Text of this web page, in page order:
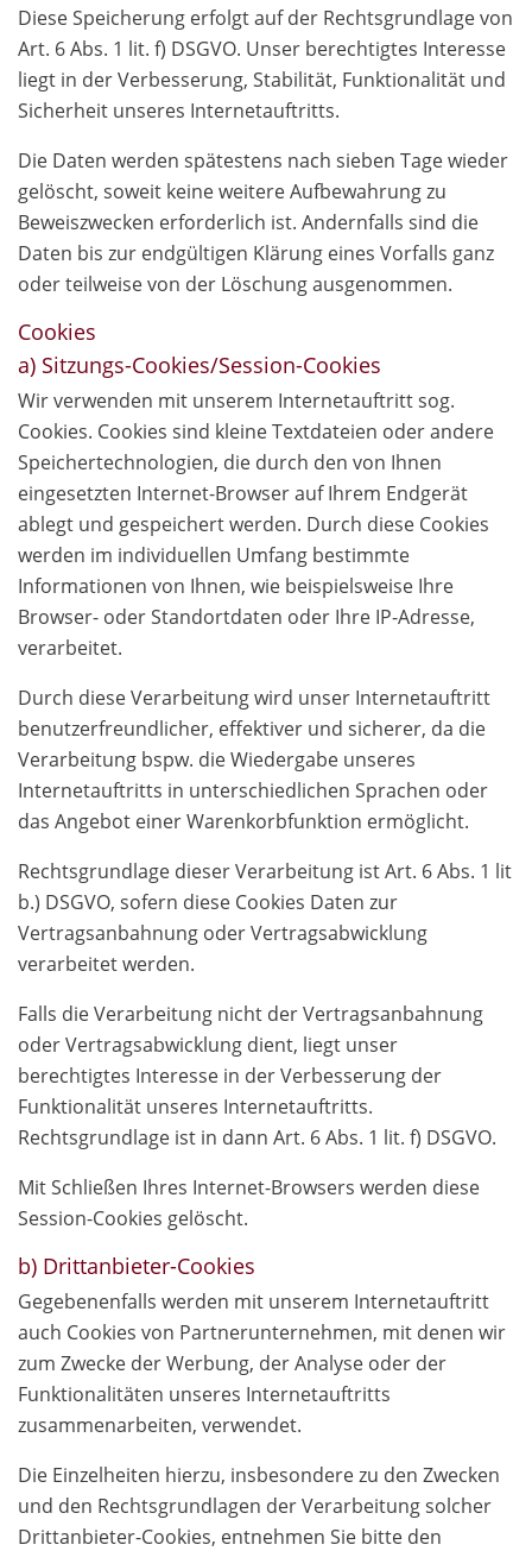
Diese Speicherung erfolgt auf der Rechtsgrundlage von
Art. 6 Abs. 1 lit. f) DSGVO. Unser berechtigtes Interesse
liegt in der Verbesserung, Stabilität, Funktionalität und
Sicherheit unseres Internetauftritts.
Die Daten werden spätestens nach sieben Tage wieder
gelöscht, soweit keine weitere Aufbewahrung zu
Beweiszwecken erforderlich ist. Andernfalls sind die
Daten bis zur endgültigen Klärung eines Vorfalls ganz
oder teilweise von der Löschung ausgenommen.
Cookies
a) Sitzungs-Cookies/Session-Cookies
Wir verwenden mit unserem Internetauftritt sog.
Cookies. Cookies sind kleine Textdateien oder andere
Speichertechnologien, die durch den von Ihnen
eingesetzten Internet-Browser auf Ihrem Endgerät
ablegt und gespeichert werden. Durch diese Cookies
werden im individuellen Umfang bestimmte
Informationen von Ihnen, wie beispielsweise Ihre
Browser- oder Standortdaten oder Ihre IP-Adresse,
verarbeitet.
Durch diese Verarbeitung wird unser Internetauftritt
benutzerfreundlicher, effektiver und sicherer, da die
Verarbeitung bspw. die Wiedergabe unseres
Internetauftritts in unterschiedlichen Sprachen oder
das Angebot einer Warenkorbfunktion ermöglicht.
Rechtsgrundlage dieser Verarbeitung ist Art. 6 Abs. 1 lit
b.) DSGVO, sofern diese Cookies Daten zur
Vertragsanbahnung oder Vertragsabwicklung
verarbeitet werden.
Falls die Verarbeitung nicht der Vertragsanbahnung
oder Vertragsabwicklung dient, liegt unser
berechtigtes Interesse in der Verbesserung der
Funktionalität unseres Internetauftritts.
Rechtsgrundlage ist in dann Art. 6 Abs. 1 lit. f) DSGVO.
Mit Schließen Ihres Internet-Browsers werden diese
Session-Cookies gelöscht.
b) Drittanbieter-Cookies
Gegebenenfalls werden mit unserem Internetauftritt
auch Cookies von Partnerunternehmen, mit denen wir
zum Zwecke der Werbung, der Analyse oder der
Funktionalitäten unseres Internetauftritts
zusammenarbeiten, verwendet.
Die Einzelheiten hierzu, insbesondere zu den Zwecken
und den Rechtsgrundlagen der Verarbeitung solcher
Drittanbieter-Cookies, entnehmen Sie bitte den